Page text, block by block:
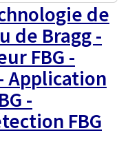
de
de Bragg -
FBG -
Application
-
FBG